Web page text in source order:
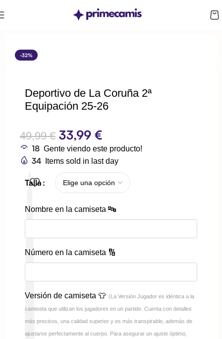
-32%
Deportivo de La Coruña 2ª
Equipación 25-26
49,99€ 33,99 €
18 Gente viendo este producto!
34 Items sold in last day
Talla
Nombre en la camiseta 🔤
Número en la camiseta 🔢
Versión de camiseta 👕 (La Versión Jugador es idéntica a la
camiseta que utilizan los jugadores en un partido. Cuenta con detalles
más precisos, una calidad superior y es más transpirable, además de
ajustarse perfectamente al cuerpo. Para asegurar un ajuste óptimo,